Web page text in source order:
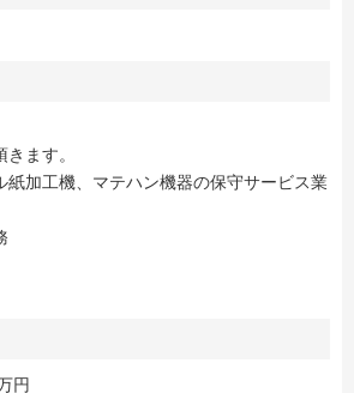
ます。
紙加工機、マテハン機器の保守サービス業
円